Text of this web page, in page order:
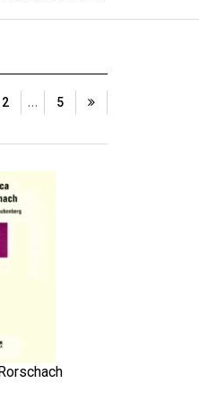
2 … 5
DESEJOS